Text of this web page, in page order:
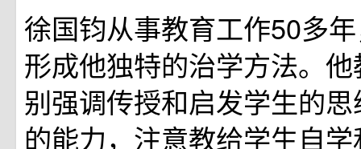
徐国钧从事教育工作50多
形成他独特的治学方法。
别强调传授和启发学生的
的能力，注意教给学生自